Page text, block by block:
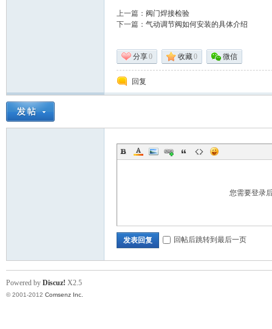
准|
上一篇： 阀门焊接检验
下一篇： 气动调节阀如何安装的具体介绍
分享0 收藏0 微信
回复
您需要登录
发表回复 回帖后跳转到最后一页
Powered by Discuz! X2.5
© 2001-2012 Comsenz Inc.